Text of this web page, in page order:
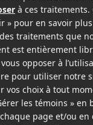
Théâtre
Champlain
68 Rue du
Champlain
Ville de
4H5
Téléphone